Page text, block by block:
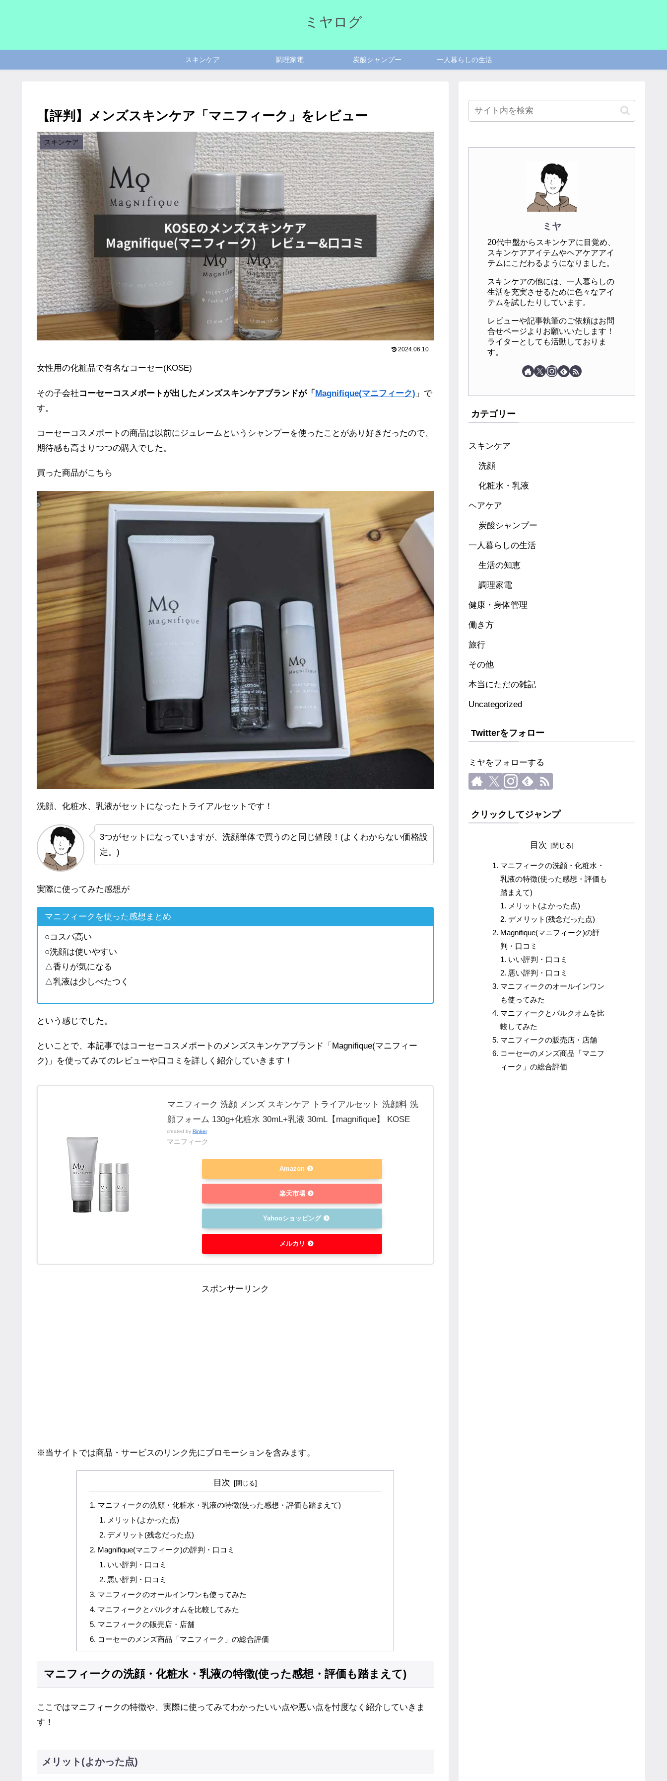
ミヤログ
スキンケア 調理家電 炭酸シャンプー 一人暮らしの生活
【評判】メンズスキンケア「マニフィーク」をレビュー
スキンケア
2024.06.10
女性用の化粧品で有名なコーセー(KOSE)
その子会社コーセーコスメポートが出したメンズスキンケアブランドが「 Magnifique(マニフィーク) 」で
す。
コーセーコスメポートの商品は以前にジュレームというシャンプーを使ったことがあり好きだったので、
期待感も高まりつつの購入でした。
買った商品がこちら
洗顔、化粧水、乳液がセットになったトライアルセットです！
3つがセットになっていますが、洗顔単体で買うのと同じ値段！(よくわからない価格設
定。)
実際に使ってみた感想が
マニフィークを使った感想まとめ
○コスパ高い
○洗顔は使いやすい
△香りが気になる
△乳液は少しべたつく
という感じでした。
といことで、本記事ではコーセーコスメポートのメンズスキンケアブランド「Magnifique(マニフィー
ク)」を使ってみてのレビューや口コミを詳しく紹介していきます！
マニフィーク 洗顔 メンズ スキンケア トライアルセット 洗顔料 洗
顔フォーム 130g+化粧水 30mL+乳液 30mL【magnifique】 KOSE
created by Rinker
マニフィーク
Amazon
楽天市場
Yahooショッピング
メルカリ
スポンサーリンク
※当サイトでは商品・サービスのリンク先にプロモーションを含みます。
目次
マニフィークの洗顔・化粧水・乳液の特徴(使った感想・評価も踏まえて)
メリット(よかった点)
デメリット(残念だった点)
Magnifique(マニフィーク)の評判・口コミ
いい評判・口コミ
悪い評判・口コミ
マニフィークのオールインワンも使ってみた
マニフィークとバルクオムを比較してみた
マニフィークの販売店・店舗
コーセーのメンズ商品「マニフィーク」の総合評価
マニフィークの洗顔・化粧水・乳液の特徴(使った感想・評価も踏まえて)
ここではマニフィークの特徴や、実際に使ってみてわかったいい点や悪い点を忖度なく紹介していきま
す！
メリット(よかった点)
ミヤ
20代中盤からスキンケアに目覚め、
スキンケアアイテムやヘアケアアイ
テムにこだわるようになりました。
スキンケアの他には、一人暮らしの
生活を充実させるために色々なアイ
テムを試したりしています。
レビューや記事執筆のご依頼はお問
合せページよりお願いいたします！
ライターとしても活動しておりま
す。
カテゴリー
スキンケア
洗顔
化粧水・乳液
ヘアケア
炭酸シャンプー
一人暮らしの生活
生活の知恵
調理家電
健康・身体管理
働き方
旅行
その他
本当にただの雑記
Uncategorized
Twitterをフォロー
ミヤをフォローする
クリックしてジャンプ
目次
マニフィークの洗顔・化粧水・
乳液の特徴(使った感想・評価も
踏まえて)
メリット(よかった点)
デメリット(残念だった点)
Magnifique(マニフィーク)の評
判・口コミ
いい評判・口コミ
悪い評判・口コミ
マニフィークのオールインワン
も使ってみた
マニフィークとバルクオムを比
較してみた
マニフィークの販売店・店舗
コーセーのメンズ商品「マニフ
ィーク」の総合評価